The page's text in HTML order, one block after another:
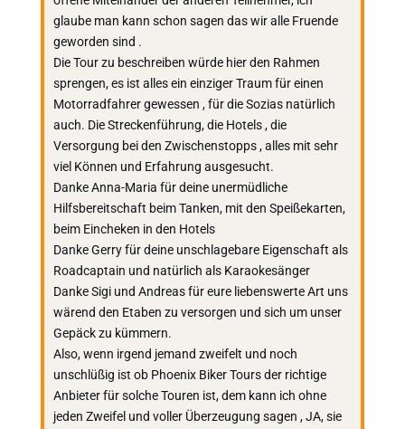
glaube man kann schon sagen das wir alle Fruende
geworden sind .
Die Tour zu beschreiben würde hier den Rahmen
sprengen, es ist alles ein einziger Traum für einen
Motorradfahrer gewessen , für die Sozias natürlich
auch. Die Streckenführung, die Hotels , die
Versorgung bei den Zwischenstopps , alles mit sehr
viel Können und Erfahrung ausgesucht.
Danke Anna-Maria für deine unermüdliche
Hilfsbereitschaft beim Tanken, mit den Speißekarten,
beim Eincheken in den Hotels
Danke Gerry für deine unschlagebare Eigenschaft als
Roadcaptain und natürlich als Karaokesänger
Danke Sigi und Andreas für eure liebenswerte Art uns
wärend den Etaben zu versorgen und sich um unser
Gepäck zu kümmern.
Also, wenn irgend jemand zweifelt und noch
unschlüßig ist ob Phoenix Biker Tours der richtige
Anbieter für solche Touren ist, dem kann ich ohne
jeden Zweifel und voller Überzeugung sagen , JA, sie